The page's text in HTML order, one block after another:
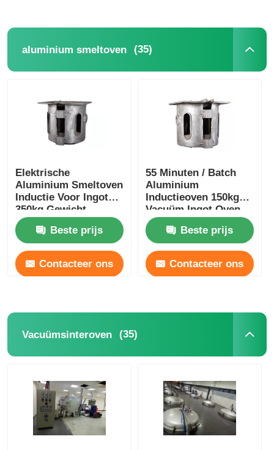
aluminium smeltoven (35)
Elektrische
Aluminium Smeltoven
Inductie Voor Ingot
350kg Gewicht
Duurzaam
Beste prijs
Contacteer ons
55 Minuten / Batch
Aluminium
Inductieoven 150kg
Vacuüm Ingot Oven
Stabiel
Beste prijs
Contacteer ons
Vacuümsinteroven (35)